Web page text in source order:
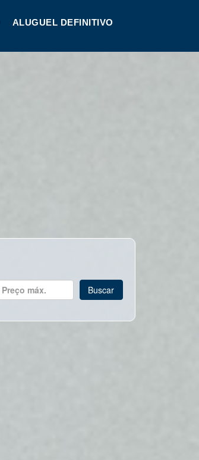
ALUGUEL DEFINITIVO